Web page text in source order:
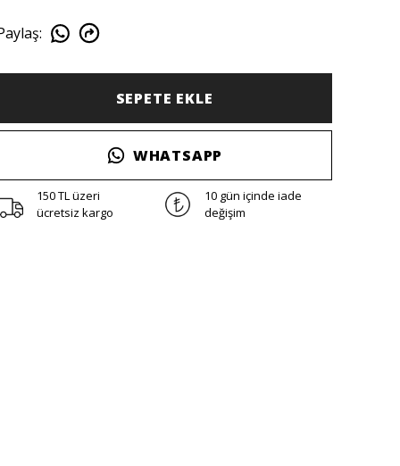
:
SEPETE EKLE
WHATSAPP
150 TL üzeri
ücretsiz kargo
10 gün içinde iade
değişim